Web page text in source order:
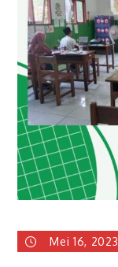
Mei 16, 2023